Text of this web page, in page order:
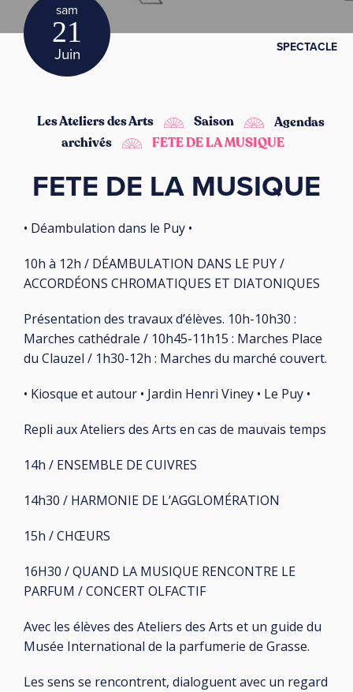
sam
21
Juin SPECTACLE
Les Ateliers des Arts Saison
Agendas
archivés
FETE DE LA MUSIQUE
FETE DE LA MUSIQUE
• Déambulation dans le Puy •
10h à 12h / DÉAMBULATION DANS LE PUY /
ACCORDÉONS CHROMATIQUES ET DIATONIQUES
Présentation des travaux d’élèves. 10h-10h30 :
Marches cathédrale / 10h45-11h15 : Marches Place
du Clauzel / 1h30-12h : Marches du marché couvert.
• Kiosque et autour • Jardin Henri Viney • Le Puy •
Repli aux Ateliers des Arts en cas de mauvais temps
14h / ENSEMBLE DE CUIVRES
14h30 / HARMONIE DE L’AGGLOMÉRATION
15h / CHŒURS
16H30 / QUAND LA MUSIQUE RENCONTRE LE
PARFUM / CONCERT OLFACTIF
Avec les élèves des Ateliers des Arts et un guide du
Musée International de la parfumerie de Grasse.
Les sens se rencontrent, dialoguent avec un regard